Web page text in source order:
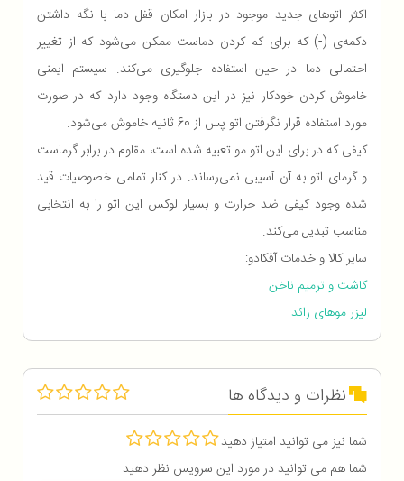
اکثر اتوهای جدید موجود در بازار امکان قفل دما با نگه داشتن
دکمه‌ی (-) که برای کم کردن دماست ممکن می‌شود که از تغییر
احتمالی دما در حین استفاده جلوگیری می‌کند. سیستم ایمنی
خاموش کردن خودکار نیز در این دستگاه وجود دارد که در صورت
مورد استفاده قرار نگرفتن اتو پس از 60 ثانیه خاموش می‌شود.
کیفی که در برای این اتو مو تعبیه شده است، مقاوم در برابر گرماست
و گرمای اتو به آن آسیبی نمی‌رساند. در کنار تمامی خصوصیات قید
شده وجود کیفی ضد حرارت و بسیار لوکس این اتو را به انتخابی
مناسب تبدیل می‌کند.
سایر کالا و خدمات آفکادو:
کاشت و ترمیم ناخن
لیزر موهای زائد
نظرات و دیدگاه ها
شما نیز می توانید امتیاز دهید
شما هم می توانید در مورد این سرویس نظر دهید